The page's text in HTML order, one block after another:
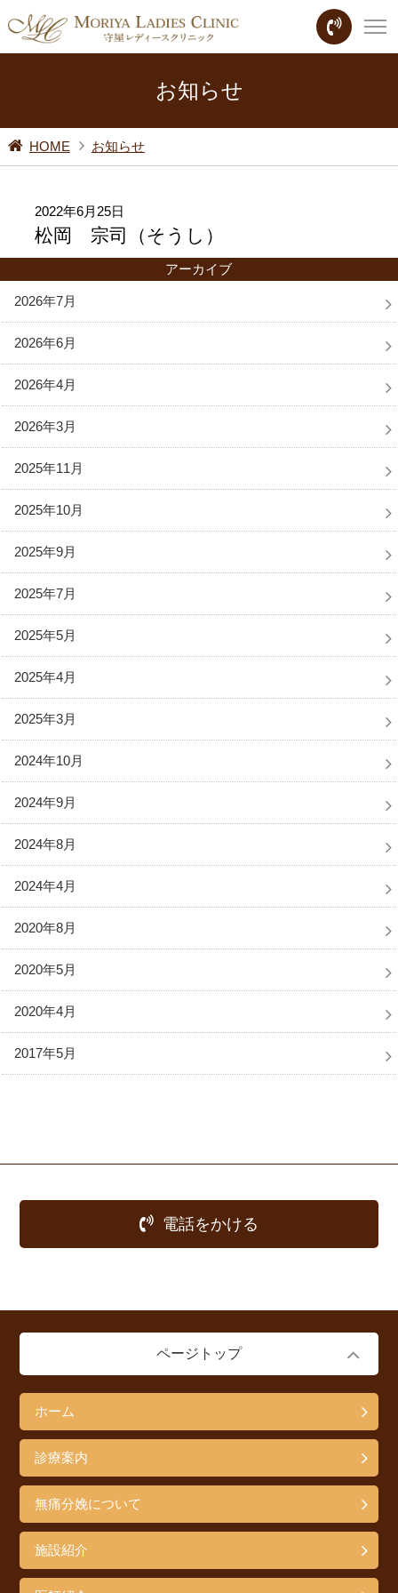
お知らせ
HOME お知らせ
2022年6月25日
松岡 宗司（そうし）
アーカイブ
2026年7月
2026年6月
2026年4月
2026年3月
2025年11月
2025年10月
2025年9月
2025年7月
2025年5月
2025年4月
2025年3月
2024年10月
2024年9月
2024年8月
2024年4月
2020年8月
2020年5月
2020年4月
2017年5月
電話をかける
ページトップ
ホーム
診療案内
無痛分娩について
施設紹介